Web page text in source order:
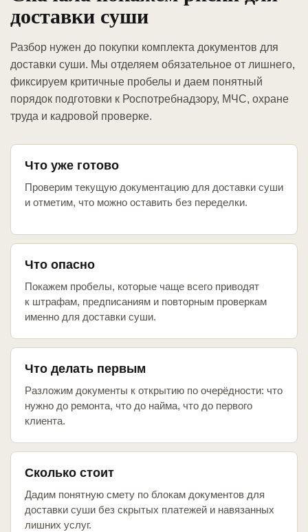
доставки суши
Разбор нужен до покупки комплекта документов для
доставки суши. Мы отделяем обязательное от лишнего,
фиксируем критичные пробелы и даем понятный
порядок подготовки к Роспотребнадзору, МЧС, охране
труда и кадровой проверке.
Что уже готово
Проверим текущую документацию для доставки суши
и отметим, что можно оставить без переделки.
Что опасно
Покажем пробелы, которые чаще всего приводят
к штрафам, предписаниям и повторным проверкам
именно для доставки суши.
Что делать первым
Разложим документы к открытию по очерёдности: что
нужно до ремонта, что до найма, что до первого
клиента.
Сколько стоит
Дадим понятную смету по блокам документов для
доставки суши без скрытых платежей и навязанных
лишних услуг.